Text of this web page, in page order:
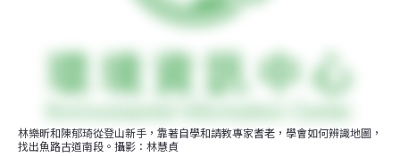
林樂昕和陳郁琦從登山新手，靠著自學和請教專家耆老，學會如何辨識地圖，
找出魚路古道南段。攝影：林慧貞